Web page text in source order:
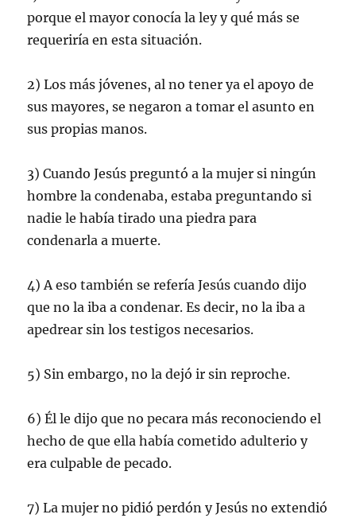
porque el mayor conocía la ley y qué más se
requeriría en esta situación.
2) Los más jóvenes, al no tener ya el apoyo de
sus mayores, se negaron a tomar el asunto en
sus propias manos.
3) Cuando Jesús preguntó a la mujer si ningún
hombre la condenaba, estaba preguntando si
nadie le había tirado una piedra para
condenarla a muerte.
4) A eso también se refería Jesús cuando dijo
que no la iba a condenar. Es decir, no la iba a
apedrear sin los testigos necesarios.
5) Sin embargo, no la dejó ir sin reproche.
6) Él le dijo que no pecara más reconociendo el
hecho de que ella había cometido adulterio y
era culpable de pecado.
7) La mujer no pidió perdón y Jesús no extendió